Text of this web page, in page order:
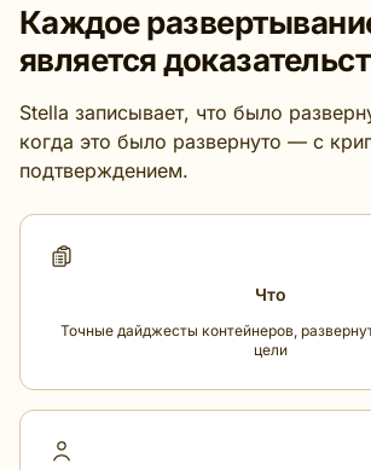
Каждое
является
Stella записывает, что было
когда это было развернуто — с
подтверждением.
Что
Точные дайджесты контейнеров,
цели